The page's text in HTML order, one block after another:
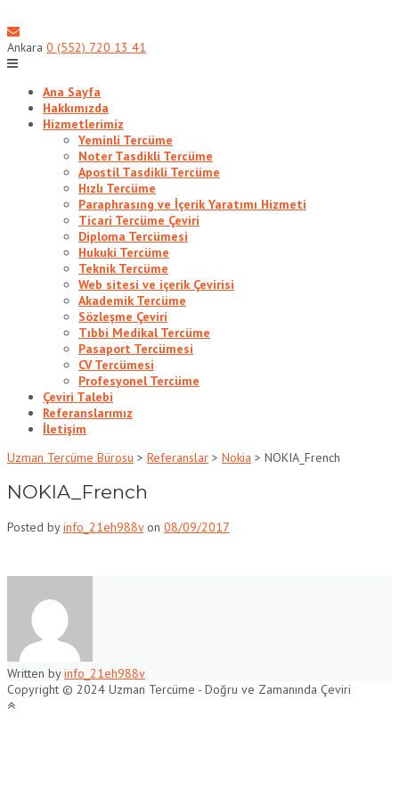
to
content
Ankara 0 (552) 720 13 41
Ana Sayfa
Hakkımızda
Hizmetlerimiz
Yeminli Tercüme
Noter Tasdikli Tercüme
Apostil Tasdikli Tercüme
Hızlı Tercüme
Paraphrasıng ve İçerik Yaratımı Hizmeti
Ticari Tercüme Çeviri
Diploma Tercümesi
Hukuki Tercüme
Teknik Tercüme
Web sitesi ve içerik Çevirisi
Akademik Tercüme
Sözleşme Çeviri
Tıbbi Medikal Tercüme
Pasaport Tercümesi
CV Tercümesi
Profesyonel Tercüme
Çeviri Talebi
Referanslarımız
İletişim
Uzman Tercüme Bürosu > Referanslar > Nokia > NOKIA_French
NOKIA_French
Posted byinfo_21eh988von 08/09/2017
Written byinfo_21eh988v
Copyright © 2024 Uzman Tercüme - Doğru ve Zamanında Çeviri